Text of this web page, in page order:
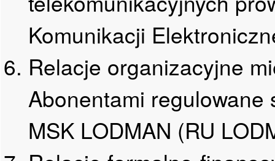
Komunikacji
Relacje organizacyjne
Abonentami
MSK LODMAN (RU